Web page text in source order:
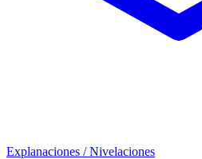
Explanaciones / Nivelaciones